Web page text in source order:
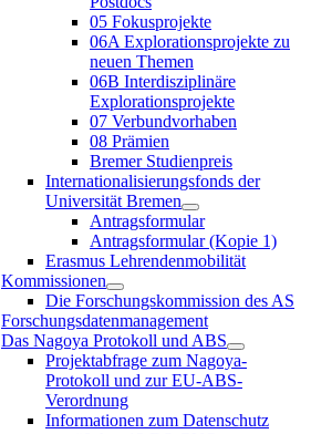
05 Fokusprojekte
06A Explorationsprojekte zu
neuen Themen
06B Interdisziplinäre
Explorationsprojekte
07 Verbundvorhaben
08 Prämien
Bremer Studienpreis
Internationalisierungsfonds der
Universität Bremen
Antragsformular
Antragsformular (Kopie 1)
Erasmus Lehrendenmobilität
Kommissionen
Die Forschungskommission des AS
Forschungsdatenmanagement
Das Nagoya Protokoll und ABS
Projektabfrage zum Nagoya-
Protokoll und zur EU-ABS-
Verordnung
Informationen zum Datenschutz